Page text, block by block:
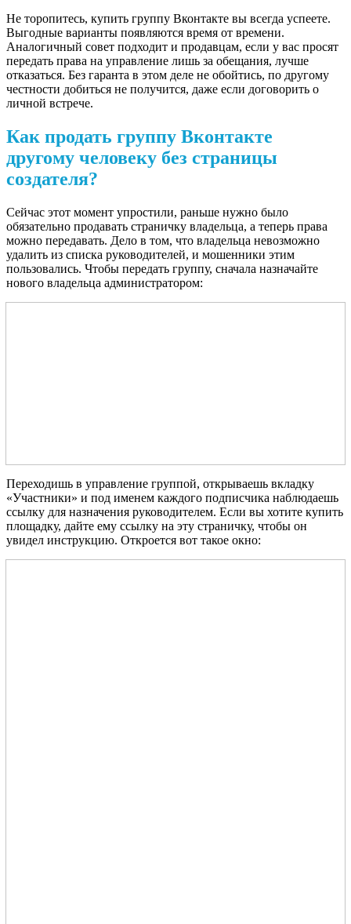
Не торопитесь, купить группу Вконтакте вы всегда успеете.
Выгодные варианты появляются время от времени.
Аналогичный совет подходит и продавцам, если у вас просят
передать права на управление лишь за обещания, лучше
отказаться. Без гаранта в этом деле не обойтись, по другому
честности добиться не получится, даже если договорить о
личной встрече.
Как продать группу Вконтакте
другому человеку без страницы
создателя?
Сейчас этот момент упростили, раньше нужно было
обязательно продавать страничку владельца, а теперь права
можно передавать. Дело в том, что владельца невозможно
удалить из списка руководителей, и мошенники этим
пользовались. Чтобы передать группу, сначала назначайте
нового владельца администратором:
Переходишь в управление группой, открываешь вкладку
«Участники» и под именем каждого подписчика наблюдаешь
ссылку для назначения руководителем. Если вы хотите купить
площадку, дайте ему ссылку на эту страничку, чтобы он
увидел инструкцию. Откроется вот такое окно: